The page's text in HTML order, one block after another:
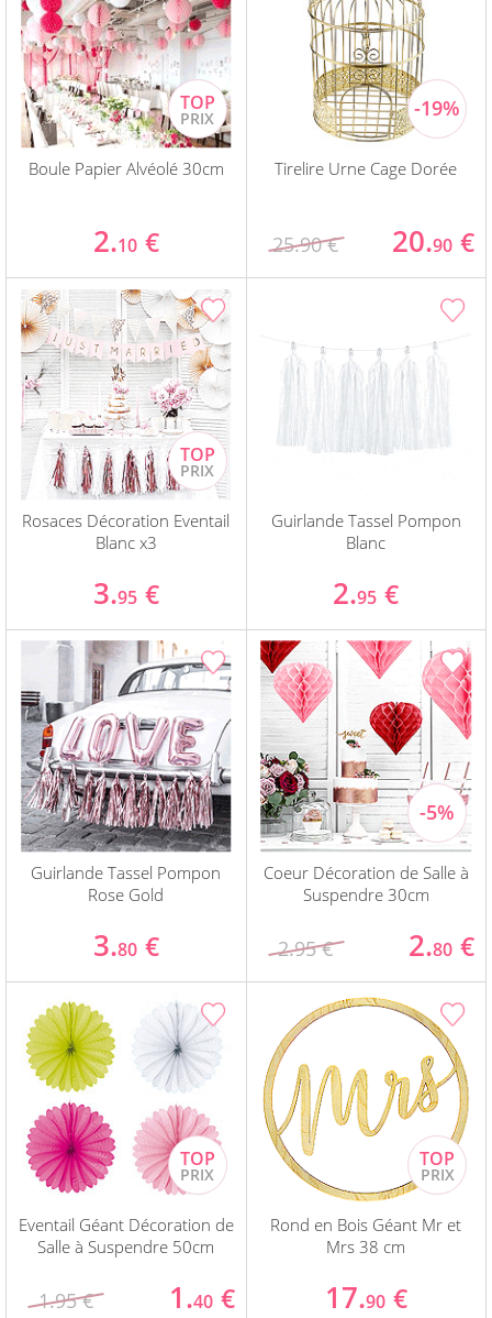
Boule Papier Alvéolé 30cm
2.10 €
Tirelire Urne Cage Dorée
25.90 € 20.90 €
Rosaces Décoration Eventail
Blanc x3
3.95 €
Guirlande Tassel Pompon
Blanc
2.95 €
Guirlande Tassel Pompon
Rose Gold
3.80 €
Coeur Décoration de Salle à
Suspendre 30cm
2.95 € 2.80 €
Eventail Géant Décoration de
Salle à Suspendre 50cm
1.95 € 1.40 €
Rond en Bois Géant Mr et
Mrs 38 cm
17.90 €